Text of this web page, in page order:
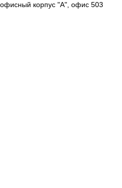
корпус "А", офис 503